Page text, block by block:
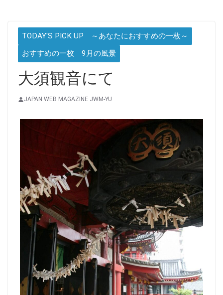
TODAY'S PICK UP ～あなたにおすすめの一枚～
おすすめの一枚 9月の風景
大須観音にて
JAPAN WEB MAGAZINE JWM-YU